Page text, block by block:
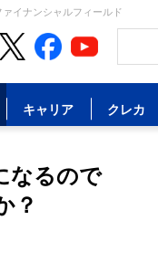
イナンシャルフィールド
キャリア クレカ
なるので
？